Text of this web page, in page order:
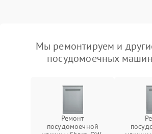
Мы ремонтируем и
посудомоечных
Ремонт
посудомоечной